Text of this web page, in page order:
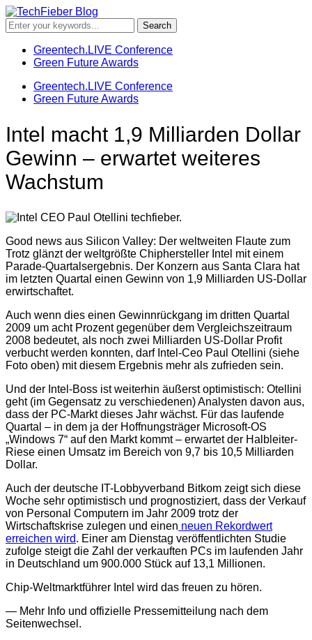
Greentech.LIVE Conference
Green Future Awards
Greentech.LIVE Conference
Green Future Awards
Intel macht 1,9 Milliarden Dollar
Gewinn – erwartet weiteres
Wachstum
Good news aus Silicon Valley: Der weltweiten Flaute zum
Trotz glänzt der weltgrößte Chiphersteller Intel mit einem
Parade-Quartalsergebnis. Der Konzern aus Santa Clara hat
im letzten Quartal einen Gewinn von 1,9 Milliarden US-Dollar
erwirtschaftet.
Auch wenn dies einen Gewinnrückgang im dritten Quartal
2009 um acht Prozent gegenüber dem Vergleichszeitraum
2008 bedeutet, als noch zwei Milliarden US-Dollar Profit
verbucht werden konnten, darf Intel-Ceo Paul Otellini (siehe
Foto oben) mit diesem Ergebnis mehr als zufrieden sein.
Und der Intel-Boss ist weiterhin äußerst optimistisch: Otellini
geht (im Gegensatz zu verschiedenen) Analysten davon aus,
dass der PC-Markt dieses Jahr wächst. Für das laufende
Quartal – in dem ja der Hoffnungsträger Microsoft-OS
„Windows 7“ auf den Markt kommt – erwartet der Halbleiter-
Riese einen Umsatz im Bereich von 9,7 bis 10,5 Milliarden
Dollar.
Auch der deutsche IT-Lobbyverband Bitkom zeigt sich diese
Woche sehr optimistisch und prognostiziert, dass der Verkauf
von Personal Computern im Jahr 2009 trotz der
Wirtschaftskrise zulegen und einen neuen Rekordwert
erreichen wird. Einer am Dienstag veröffentlichten Studie
zufolge steigt die Zahl der verkauften PCs im laufenden Jahr
in Deutschland um 900.000 Stück auf 13,1 Millionen.
Chip-Weltmarktführer Intel wird das freuen zu hören.
— Mehr Info und offizielle Pressemitteilung nach dem
Seitenwechsel.